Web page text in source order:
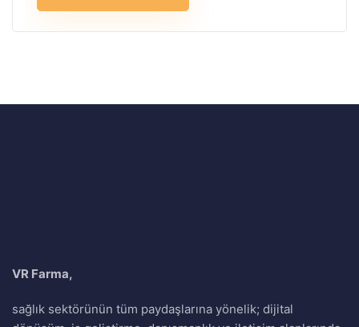
VR Farma,
sağlık sektörünün tüm paydaşlarına yönelik; dijital